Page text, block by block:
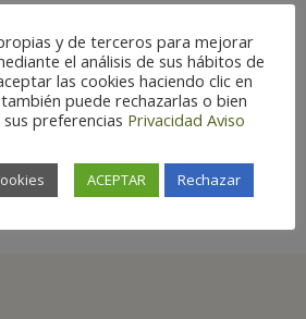

interest
y de terceros para mejorar
el análisis de sus hábitos de
las cookies haciendo clic en
puede rechazarlas o bien
preferencias Privacidad Aviso
ACEPTAR Rechazar